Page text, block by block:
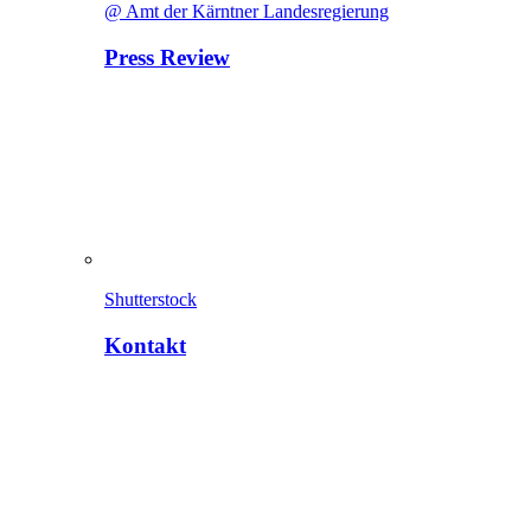
@ Amt der Kärntner Landesregierung
Press Review
Shutterstock
Kontakt